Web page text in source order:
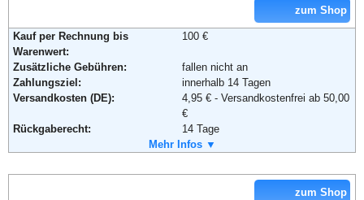
Weiterführende Informationen: AGB
zum Shop
Kauf per Rechnung bis
Warenwert:
100 €
Zusätzliche Gebühren:
fallen nicht an
Zahlungsziel:
innerhalb 14 Tagen
Versandkosten (DE):
4,95 € - Versandkostenfrei ab 50,00
€
Rückgaberecht:
14 Tage
Ja
Lieferung in:
Mehr Infos ▼
zum Shop